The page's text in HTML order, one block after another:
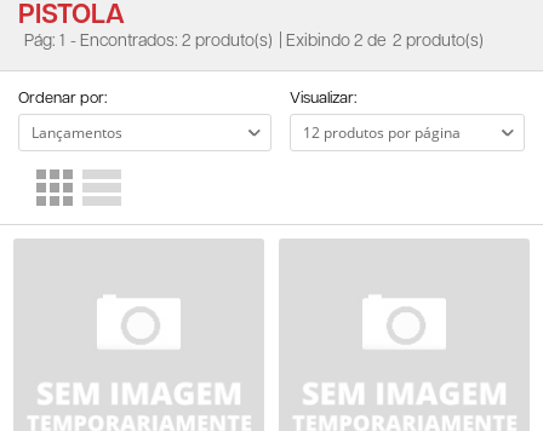
PISTOLA
Pág: 1 - Encontrados: 2 produto(s) | Exibindo 2 de 2 produto(s)
Ordenar por: Visualizar: